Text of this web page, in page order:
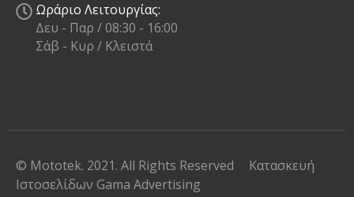
Ωράριο Λειτουργίας:
Δευ - Παρ / 08:30 - 16:00
Σάβ - Κυρ / Κλειστά
© Mototek. 2021. All Rights Reserved
Κατασκευή
Ιστοσελίδων Gama Advertising